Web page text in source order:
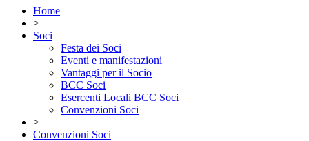
Home
>
Soci
Festa dei Soci
Eventi e manifestazioni
Vantaggi per il Socio
BCC Soci
Esercenti Locali BCC Soci
Convenzioni Soci
>
Convenzioni Soci